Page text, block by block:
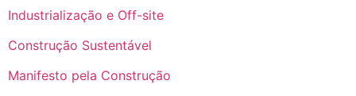
Industrialização e Off-site
Construção Sustentável
Manifesto pela Construção